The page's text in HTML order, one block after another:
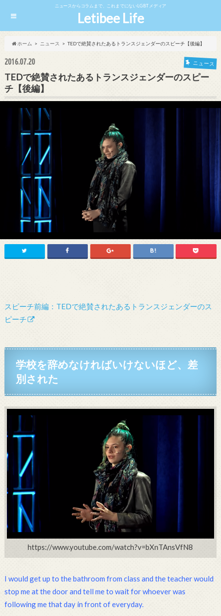
ニュースからコラムまで、これまでにないLGBTメディア
Letibee Life
ホーム ニュース TEDで絶賛されたあるトランスジェンダーのスピーチ【後編】
2016.07.20 ニュース
TEDで絶賛されたあるトランスジェンダーのスピー
チ【後編】
スピーチ前編：TEDで絶賛されたあるトランスジェンダーのス
ピーチ
学校を辞めなければいけないほど、差
別された
https://www.youtube.com/watch?v=bXnTAnsVfN8
I would get up to the bathroom from class and the teacher would
stop me at the door and tell me to wait for whoever was
following me that day in front of everyday.